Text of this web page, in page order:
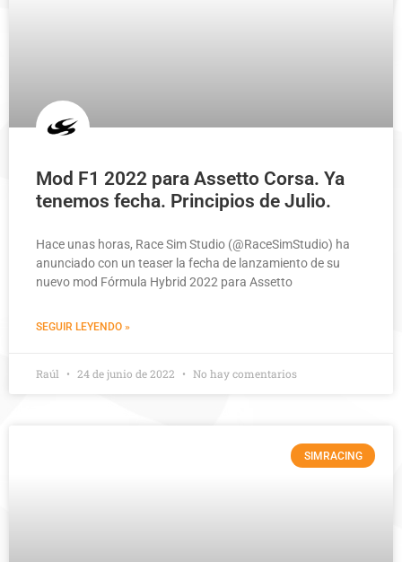
Mod F1 2022 para Assetto Corsa. Ya
tenemos fecha. Principios de Julio.
Hace unas horas, Race Sim Studio (@RaceSimStudio) ha
anunciado con un teaser la fecha de lanzamiento de su
nuevo mod Fórmula Hybrid 2022 para Assetto
SEGUIR LEYENDO »
Raúl 24 de junio de 2022 No hay comentarios
SIMRACING